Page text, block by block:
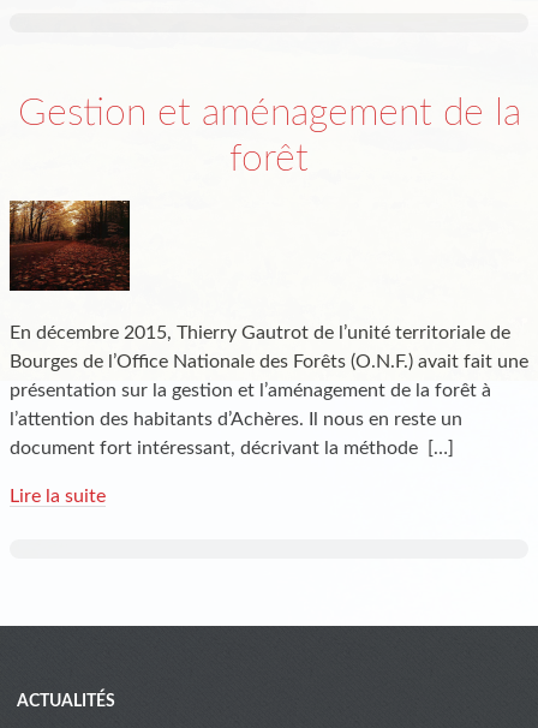
Gestion et aménagement de la
forêt
En décembre 2015, Thierry Gautrot de l’unité territoriale de
Bourges de l’Office Nationale des Forêts (O.N.F.) avait fait une
présentation sur la gestion et l’aménagement de la forêt à
l’attention des habitants d’Achères. Il nous en reste un
document fort intéressant, décrivant la méthode
[…]
Lire la suite
Menu
ACTUALITÉS